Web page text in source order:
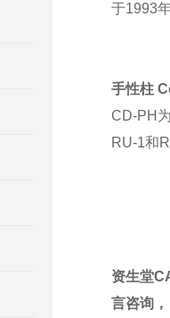
于1993
手性柱
CD-PH
RU-1和
资生堂
言咨询，